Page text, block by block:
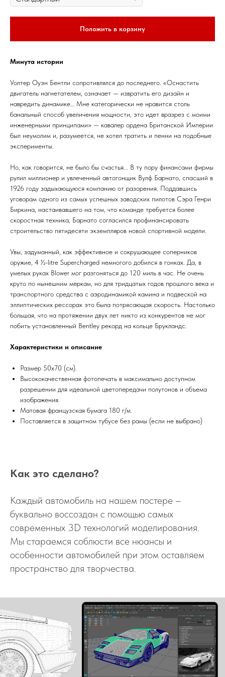
Положить в корзину
Минута истории
Уолтер Оуэн Бентли сопротивлялся до последнего. «Оснастить
двигатель нагнетателем, означает — извратить его дизайн и
навредить динамике… Мне категорически не нравится столь
банальный способ увеличения мощности, это идет вразрез с моими
инженерными принципами» — кавалер ордена Британской Империи
был неумолим и, разумеется, не хотел тратить и пенни на подобные
эксперименты.
Но, как говорится, не было бы счастья... В ту пору финансами фирмы
рулил миллионер и увлеченный автогонщик Вулф Барнато, спасший в
1926 году задыхающуюся компанию от разорения. Поддавшись
уговорам одного из самых успешных заводских пилотов Сэра Генри
Биркина, настаивавшего на том, что команде требуется более
скоростная техника, Барнато согласился профинансировать
строительство пятидесяти экземпляров новой спортивной модели.
Увы, задуманный, как эффективное и сокрушающее соперников
оружие, 4 ½-litre Supercharged немногого добился в гонках. Да, в
умелых руках Blower мог разгоняться до 120 миль в час. Не очень
круто по нынешним меркам, но для тридцатых годов прошлого века и
транспортного средства с аэродинамикой камина и подвеской на
эллиптических рессорах это была потрясающая скорость. Настолько
большая, что на протяжении двух лет никто из конкурентов не мог
побить установленный Bentley рекорд на кольце Брукландс.
Характеристики и описание
Размер 50х70 (см).
Высококачественная фотопечать в максимально доступном
разрешении для идеальной цветопередачи полутонов и объема
изображения.
Матовая французская бумага 180 г/м.
Поставляется в защитном тубусе без рамы (если не выбрано)
Как это сделано?
Каждый автомобиль на нашем постере –
буквально воссоздан с помощью самых
современных 3D технологий моделирования.
Мы стараемся соблюсти все нюансы и
особенности автомобилей при этом оставляем
пространство для творчества.